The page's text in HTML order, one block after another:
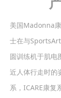
美国Madonna
士在与
圆训练机于肌电
近人体行走时的
系，ICARE康复